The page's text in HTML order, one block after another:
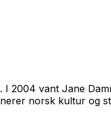
. I 2004 vant Jane
norsk kultur og